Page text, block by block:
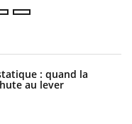
: quand la
au lever